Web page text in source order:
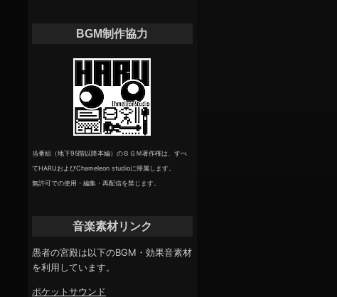
BGM制作協力
当番組（地下95階以降本編）のＢＧＭ著作権は、すべ
てHARUおよびChameleon studioに帰属します。
無許可での使用・編集・再配信を禁じます。
音楽素材リンク
愚者の宮殿は以下のBGM・効果音素材
を利用しています。
ポケットサウンド